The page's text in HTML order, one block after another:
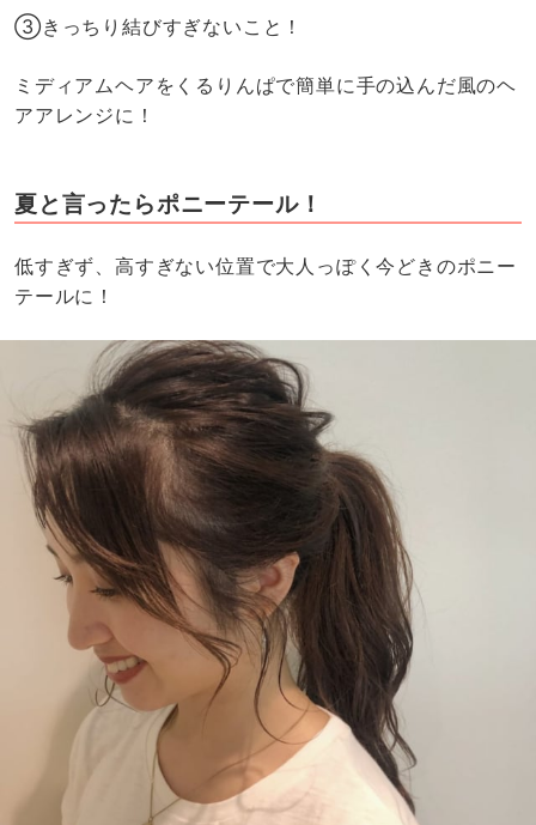
③きっちり結びすぎないこと！
ミディアムヘアをくるりんぱで簡単に手の込んだ風のヘ
アアレンジに！
夏と言ったらポニーテール！
低すぎず、高すぎない位置で大人っぽく今どきのポニー
テールに！